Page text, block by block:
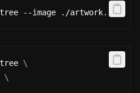
--image ./artwork.png --
\
\